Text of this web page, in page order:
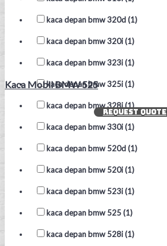
kaca depan bmw 320d (1)
kaca depan bmw 320i (1)
kaca depan bmw 323i (1)
kaca depan bmw 325i (1)
kaca depan bmw 328i (1)
kaca depan bmw 330i (1)
kaca depan bmw 520d (1)
kaca depan bmw 520i (1)
kaca depan bmw 523i (1)
kaca depan bmw 525 (1)
kaca depan bmw 528i (1)
Kaca Mobil BMW 525
REQUEST QUOTE